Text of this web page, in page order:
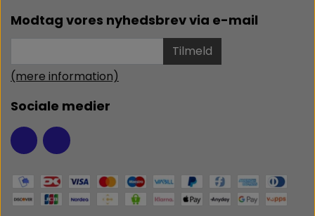
Modtag vores nyhedsbrev via e-mail
Tilmeld
(mere information)
Sociale medier